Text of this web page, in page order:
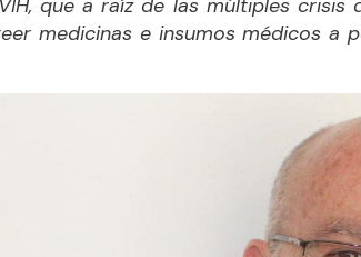
que a raíz de las múltiples crisis
medicinas e insumos médicos a